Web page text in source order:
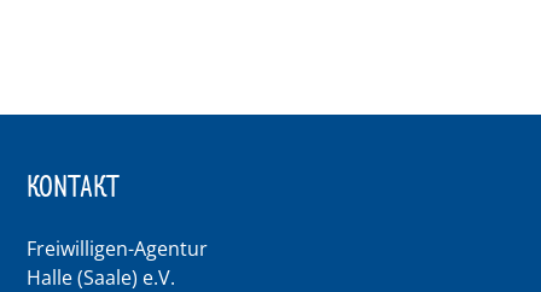
KONTAKT
Freiwilligen-Agentur
Halle (Saale) e.V.